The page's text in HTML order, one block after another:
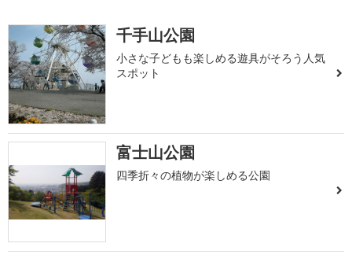
千手山公園
小さな子どもも楽しめる遊具がそろう人気
スポット
富士山公園
四季折々の植物が楽しめる公園